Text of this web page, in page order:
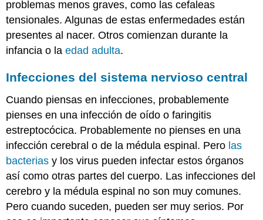
problemas menos graves, como las cefaleas
tensionales. Algunas de estas enfermedades están
presentes al nacer. Otros comienzan durante la
infancia o laedad adulta.
Infeccionesdel sistema nervioso central
Cuando piensas en infecciones, probablemente
pienses en una infección de oído o faringitis
estreptocócica. Probablemente no pienses en una
infección cerebral o de la médula espinal. Pero las
bacterias y los virus pueden infectar estos órganos
así como otras partes del cuerpo. Las infecciones del
cerebro y la médula espinal no son muy comunes.
Pero cuando suceden, pueden ser muy serios. Por